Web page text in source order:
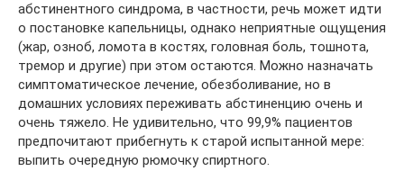
абстинентного синдрома, в частности, речь может идти
о постановке капельницы, однако неприятные ощущения
(жар, озноб, ломота в костях, головная боль, тошнота,
тремор и другие) при этом остаются. Можно назначать
симптоматическое лечение, обезболивание, но в
домашних условиях переживать абстиненцию очень и
очень тяжело. Не удивительно, что 99,9% пациентов
предпочитают прибегнуть к старой испытанной мере:
выпить очередную рюмочку спиртного.